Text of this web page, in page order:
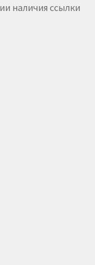
наличия ссылки